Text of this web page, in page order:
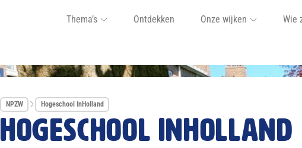
Thema’s Ontdekken Onze wijken Wie
NPZW Hogeschool InHolland
Hogeschool InHolland